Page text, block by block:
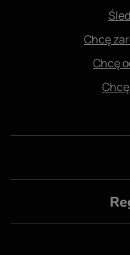
Chcę
Chcę